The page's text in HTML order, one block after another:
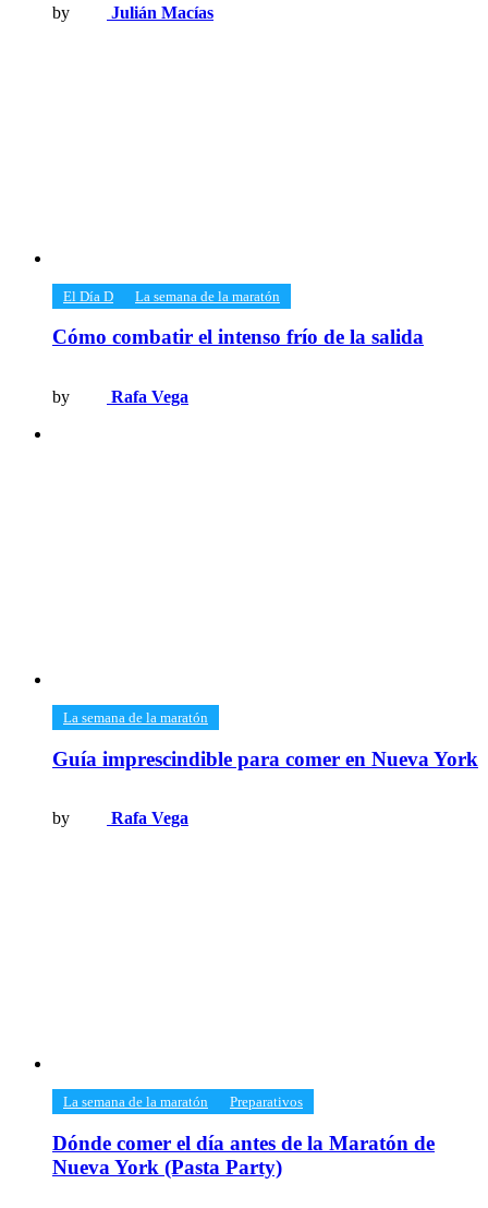
by Julián Macías
​El Día D ​La semana de la maratón
Cómo combatir el intenso frío de la salida
by Rafa Vega
​La semana de la maratón
Guía imprescindible para comer en Nueva York
by Rafa Vega
​La semana de la maratón ​Preparativos
Dónde comer el día antes de la Maratón de
Nueva York (Pasta Party)